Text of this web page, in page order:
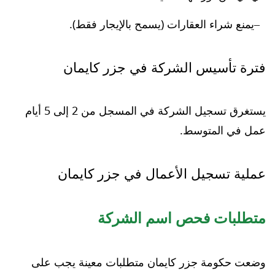
يمنع شراء العقارات (يسمح بالإيجار فقط).
فترة تأسيس الشركة في جزر كايمان
يستغرق تسجيل الشركة في المسجل من 2 إلى 5 أيام
عمل في المتوسط.
عملية تسجيل الأعمال في جزر كايمان
متطلبات فحص اسم الشركة
وضعت حكومة جزر كايمان متطلبات معينة يجب على